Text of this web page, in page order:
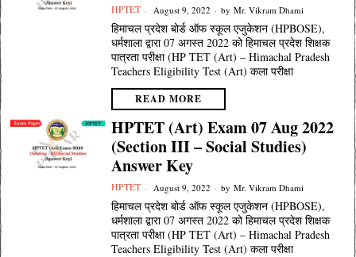
HPTET August 9, 2022 by Mr. Vikram Dhami
हिमाचल प्रदेश बोर्ड ऑफ स्कूल एजुकेशन (HPBOSE),
धर्मशाला द्वारा 07 अगस्त 2022 को हिमाचल प्रदेश शिक्षक
पात्रता परीक्षा (HP TET (Art) – Himachal Pradesh
Teachers Eligibility Test (Art) कला परीक्षा
READ MORE
HPTET (Art) Exam 07 Aug 2022
(Section III – Social Studies)
Answer Key
HPTET August 9, 2022 by Mr. Vikram Dhami
हिमाचल प्रदेश बोर्ड ऑफ स्कूल एजुकेशन (HPBOSE),
धर्मशाला द्वारा 07 अगस्त 2022 को हिमाचल प्रदेश शिक्षक
पात्रता परीक्षा (HP TET (Art) – Himachal Pradesh
Teachers Eligibility Test (Art) कला परीक्षा